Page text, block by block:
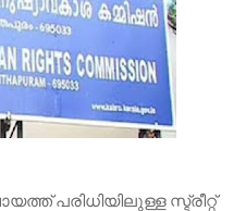
പരിധിയിലുള്ള സ്ട്രീറ്റ്